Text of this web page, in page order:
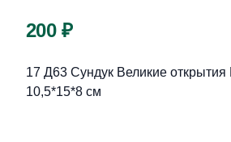
200 ₽
Описание
17 Д63 Сундук Великие открытия
10,5*15*8 см